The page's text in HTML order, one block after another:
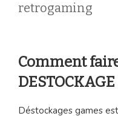
retrogaming
Comment
Déstockages games